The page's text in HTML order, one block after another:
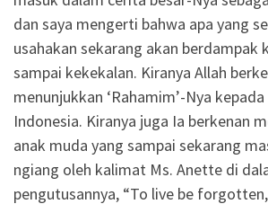
dan saya mengerti bahwa apa yang
usahakan sekarang akan berdampak
sampai kekekalan. Kiranya Allah
menunjukkan ‘Rahamim’-Nya
Indonesia. Kiranya juga Ia berkenan
anak muda yang sampai sekarang
ngiang oleh kalimat Ms. Anette di
pengutusannya, “To live be